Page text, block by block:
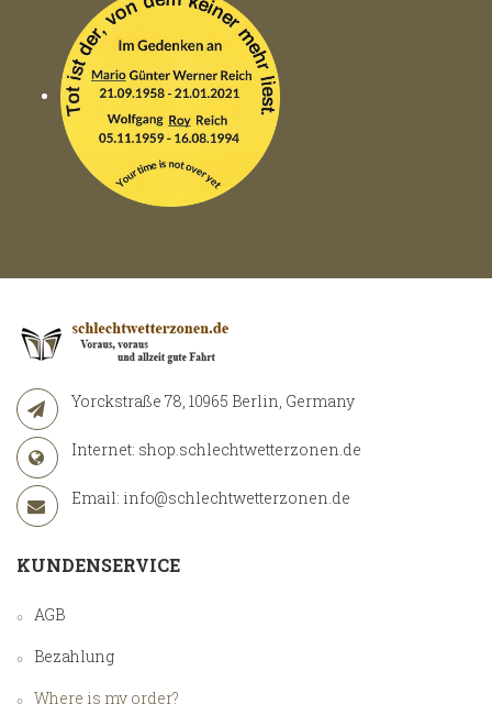
Yorckstraße 78, 10965 Berlin, Germany
Internet: shop.schlechtwetterzonen.de
Email: info@schlechtwetterzonen.de
KUNDENSERVICE
AGB
Bezahlung
Where is my order?